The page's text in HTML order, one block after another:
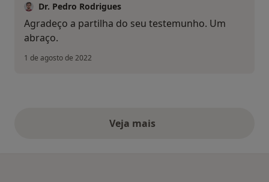
Dr. Pedro Rodrigues
Agradeço a partilha do seu testemunho. Um
abraço.
1 de agosto de 2022
Veja maisopiniões acima